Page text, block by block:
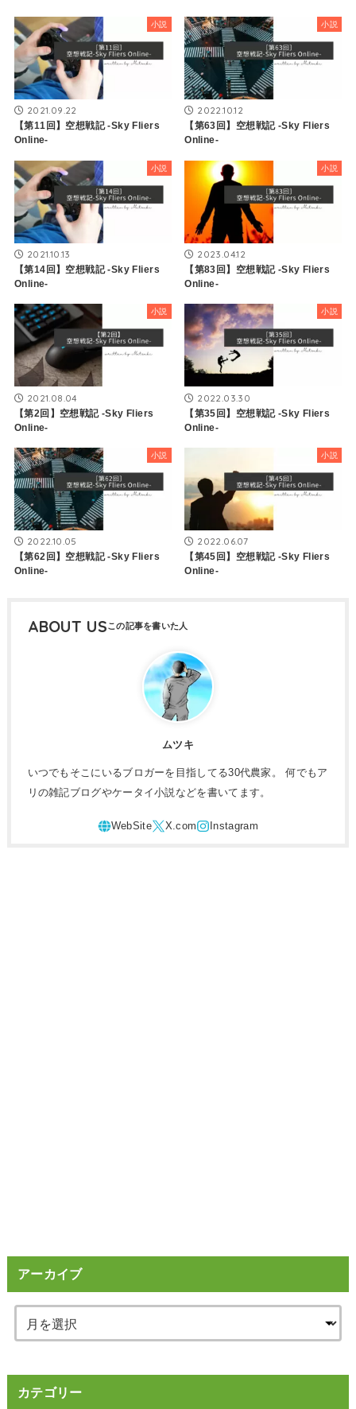
小説
2021.09.22
【第11回】空想戦記 -Sky Fliers
Online-
小説
2022.10.12
【第63回】空想戦記 -Sky Fliers
Online-
小説
2021.10.13
【第14回】空想戦記 -Sky Fliers
Online-
小説
2023.04.12
【第83回】空想戦記 -Sky Fliers
Online-
小説
2021.08.04
【第2回】空想戦記 -Sky Fliers
Online-
小説
2022.03.30
【第35回】空想戦記 -Sky Fliers
Online-
小説
2022.10.05
【第62回】空想戦記 -Sky Fliers
Online-
小説
2022.06.07
【第45回】空想戦記 -Sky Fliers
Online-
ABOUT US
ムツキ
いつでもそこにいるブロガーを目指してる30代農家。 何でもア
リの雑記ブログやケータイ小説などを書いてます。
アーカイブ
カテゴリー